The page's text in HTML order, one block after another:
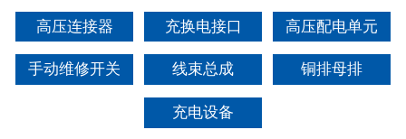
高压连接器 充换电接口 高压配电单元
手动维修开关 线束总成 铜排母排
充电设备